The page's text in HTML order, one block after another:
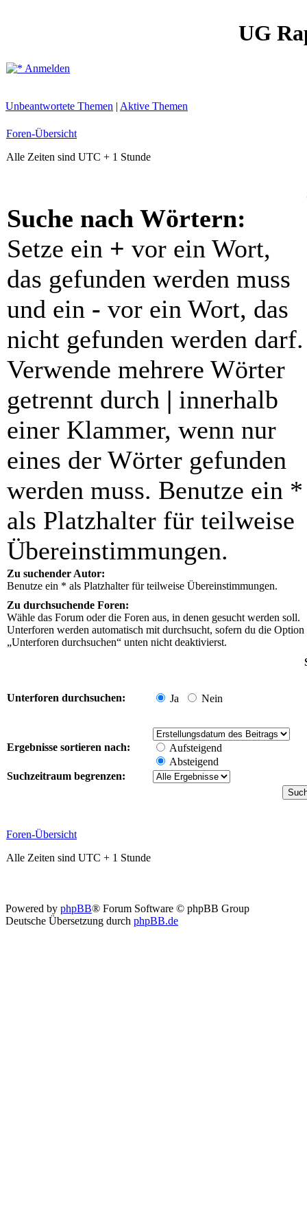
UG
Anmelden
Unbeantwortete Themen | Aktive Themen
Foren-Übersicht
Alle Zeiten sind UTC + 1 Stunde
Suche nach Wörtern:
Setze ein + vor ein Wort,
das gefunden werden muss
und ein - vor ein Wort, das
nicht gefunden werden darf.
Verwende mehrere Wörter
getrennt durch | innerhalb
einer Klammer, wenn nur
eines der Wörter gefunden
werden muss. Benutze ein *
als Platzhalter für teilweise
Übereinstimmungen.
Zu suchender Autor:
Benutze ein * als Platzhalter für teilweise Übereinstimmungen.
Zu durchsuchende Foren:
Wähle das Forum oder die Foren aus, in denen gesucht werden soll.
Unterforen werden automatisch mit durchsucht, sofern du die Option
„Unterforen durchsuchen“ unten nicht deaktivierst.
Unterforen durchsuchen: Ja Nein
Ergebnisse sortieren nach:
Aufsteigend
Absteigend
Suchzeitraum begrenzen:
Foren-Übersicht
Alle Zeiten sind UTC + 1 Stunde
Powered by phpBB® Forum Software © phpBB Group
Deutsche Übersetzung durch phpBB.de